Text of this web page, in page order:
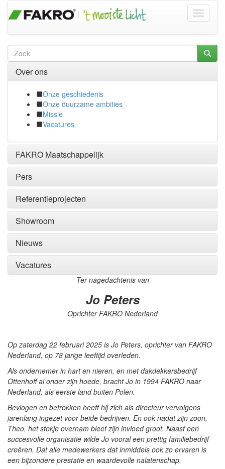
Over ons
Onze geschiedenis
Onze duurzame ambities
Missie
Vacatures
FAKRO Maatschappelijk
Pers
Referentieprojecten
Showroom
Nieuws
Vacatures
Ter nagedachtenis van
Jo Peters
Oprichter FAKRO Nederland
Op zaterdag 22 februari 2025 is Jo Peters, oprichter van FAKRO
Nederland, op 78 jarige leeftijd overleden.
Als ondernemer in hart en nieren, en met dakdekkersbedrijf
Ottenhoff al onder zijn hoede, bracht Jo in 1994 FAKRO naar
Nederland, als eerste land buiten Polen.
Bevlogen en betrokken heeft hij zich als directeur vervolgens
jarenlang ingezet voor beide bedrijven. En ook nadat zijn zoon,
Theo, het stokje overnam bleef zijn invloed groot. Naast een
succesvolle organisatie wilde Jo vooral een prettig familiebedrijf
creëren. Dat alle medewerkers dat inmiddels ook zo ervaren is
een bijzondere prestatie en waardevolle nalatenschap.